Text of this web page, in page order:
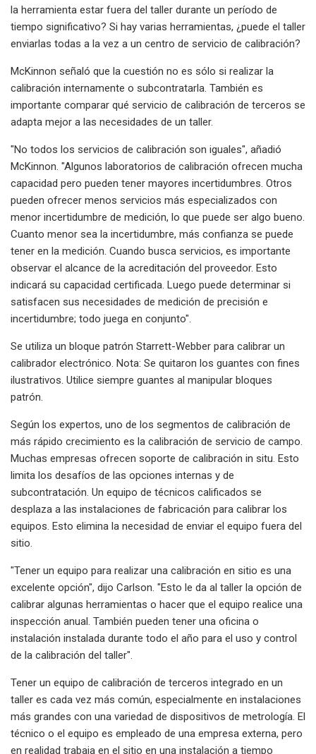
la herramienta estar fuera del taller durante un período de
tiempo significativo? Si hay varias herramientas, ¿puede el taller
enviarlas todas a la vez a un centro de servicio de calibración?
McKinnon señaló que la cuestión no es sólo si realizar la
calibración internamente o subcontratarla. También es
importante comparar qué servicio de calibración de terceros se
adapta mejor a las necesidades de un taller.
"No todos los servicios de calibración son iguales", añadió
McKinnon. "Algunos laboratorios de calibración ofrecen mucha
capacidad pero pueden tener mayores incertidumbres. Otros
pueden ofrecer menos servicios más especializados con
menor incertidumbre de medición, lo que puede ser algo bueno.
Cuanto menor sea la incertidumbre, más confianza se puede
tener en la medición. Cuando busca servicios, es importante
observar el alcance de la acreditación del proveedor. Esto
indicará su capacidad certificada. Luego puede determinar si
satisfacen sus necesidades de medición de precisión e
incertidumbre; todo juega en conjunto".
Se utiliza un bloque patrón Starrett-Webber para calibrar un
calibrador electrónico. Nota: Se quitaron los guantes con fines
ilustrativos. Utilice siempre guantes al manipular bloques
patrón.
Según los expertos, uno de los segmentos de calibración de
más rápido crecimiento es la calibración de servicio de campo.
Muchas empresas ofrecen soporte de calibración in situ. Esto
limita los desafíos de las opciones internas y de
subcontratación. Un equipo de técnicos calificados se
desplaza a las instalaciones de fabricación para calibrar los
equipos. Esto elimina la necesidad de enviar el equipo fuera del
sitio.
"Tener un equipo para realizar una calibración en sitio es una
excelente opción", dijo Carlson. "Esto le da al taller la opción de
calibrar algunas herramientas o hacer que el equipo realice una
inspección anual. También pueden tener una oficina o
instalación instalada durante todo el año para el uso y control
de la calibración del taller".
Tener un equipo de calibración de terceros integrado en un
taller es cada vez más común, especialmente en instalaciones
más grandes con una variedad de dispositivos de metrología. El
técnico o el equipo es empleado de una empresa externa, pero
en realidad trabaja en el sitio en una instalación a tiempo